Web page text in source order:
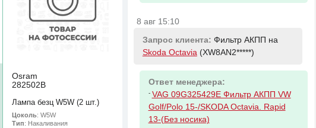
Osram
282502B
Лампа безц W5W (2 шт.)
Цоколь: W5W
Тип: Накаливания
8 авг 15:10
Запрос клиента: Фильтр АКПП на
Skoda Octavia(XW8AN2*****)
Ответ менеджера:
- VAG 09G325429E Фильтр АКПП VW
Golf/Polo 15-/SKODA Octavia. Rapid
13-(Без носика)